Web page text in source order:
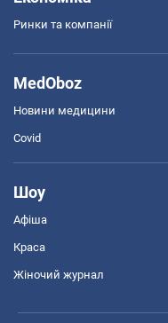
Ринки та компанії
MedOboz
Новини медицини
Covid
Шоу
Афіша
Краса
Жіночий журнал